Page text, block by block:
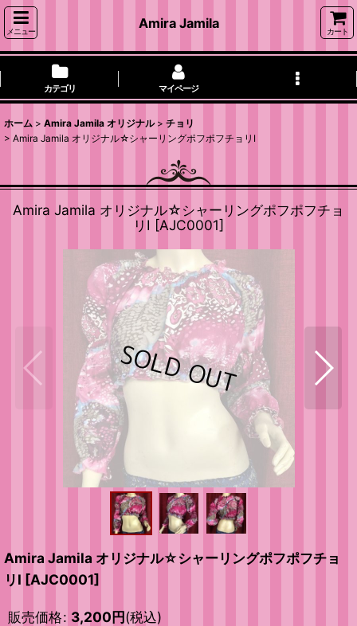
メニュー
Amira Jamila
カート
カテゴリ マイページ
ホーム > Amira Jamila オリジナル > チョリ
> Amira Jamila オリジナル☆シャーリングポフポフチョリI
Amira Jamila オリジナル☆シャーリングポフポフチョ
リI [AJC0001]
Amira Jamila オリジナル☆シャーリングポフポフチョ
リI [AJC0001]
販売価格: 3,200円(税込)